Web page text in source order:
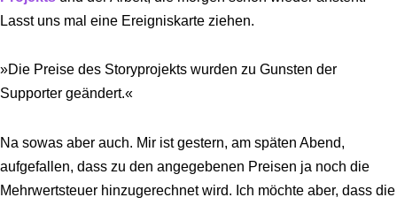
Lasst uns mal eine Ereigniskarte ziehen.
»Die Preise des Storyprojekts wurden zu Gunsten der
Supporter geändert.«
Na sowas aber auch. Mir ist gestern, am späten Abend,
aufgefallen, dass zu den angegebenen Preisen ja noch die
Mehrwertsteuer hinzugerechnet wird. Ich möchte aber, dass die